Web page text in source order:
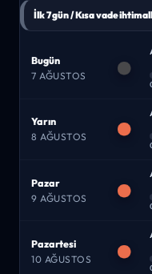
İlk 7 gün / Kısa vade
Bugün
7 AĞUSTOS
Yarın
8 AĞUSTOS
Pazar
9 AĞUSTOS
Pazartesi
10 AĞUSTOS